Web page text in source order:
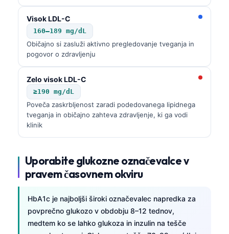
Visok LDL-C
160–189 mg/dL
Običajno si zasluži aktivno pregledovanje tveganja in
pogovor o zdravljenju
Zelo visok LDL-C
≥190 mg/dL
Poveča zaskrbljenost zaradi podedovanega lipidnega
tveganja in običajno zahteva zdravljenje, ki ga vodi
klinik
Uporabite glukozne označevalce v
pravem časovnem okviru
HbA1c je najboljši široki označevalec napredka za
povprečno glukozo v obdobju 8–12 tednov,
medtem ko se lahko glukoza in inzulin na tešče